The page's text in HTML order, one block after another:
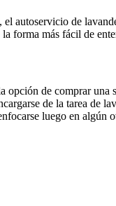
autoservicio de
forma más fácil de
de comprar una
de la tarea de
luego en algún